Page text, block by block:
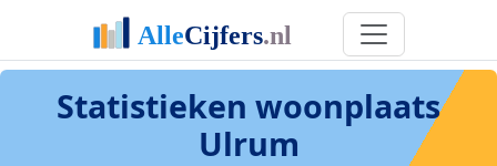
Statistieken woonplaats
Ulrum